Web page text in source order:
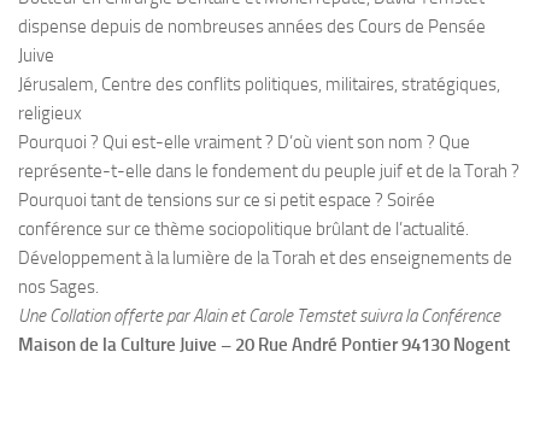
dispense depuis de nombreuses années des Cours de Pensée
Juive
Jérusalem, Centre des conflits politiques, militaires, stratégiques,
religieux
Pourquoi ? Qui est-elle vraiment ? D’où vient son nom ? Que
représente-t-elle dans le fondement du peuple juif et de la Torah ?
Pourquoi tant de tensions sur ce si petit espace ? Soirée
conférence sur ce thème sociopolitique brûlant de l’actualité.
Développement à la lumière de la Torah et des enseignements de
nos Sages.
Une Collation offerte par Alain et Carole Temstet suivra la Conférence
Maison de la Culture Juive – 20 Rue André Pontier 94130 Nogent